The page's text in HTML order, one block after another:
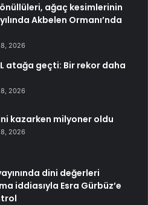
ağaç kesimlerinin
Akbelen Ormanı’nda
2026
atağa geçti: Bir rekor daha
2026
kazarken milyoner oldu
2026
dini değerleri
iddiasıyla Esra Gürbüz’e